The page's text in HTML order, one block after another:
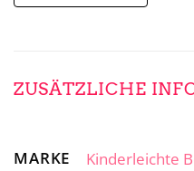
ZUSÄTZLICHE
MARKE Kinderleichte